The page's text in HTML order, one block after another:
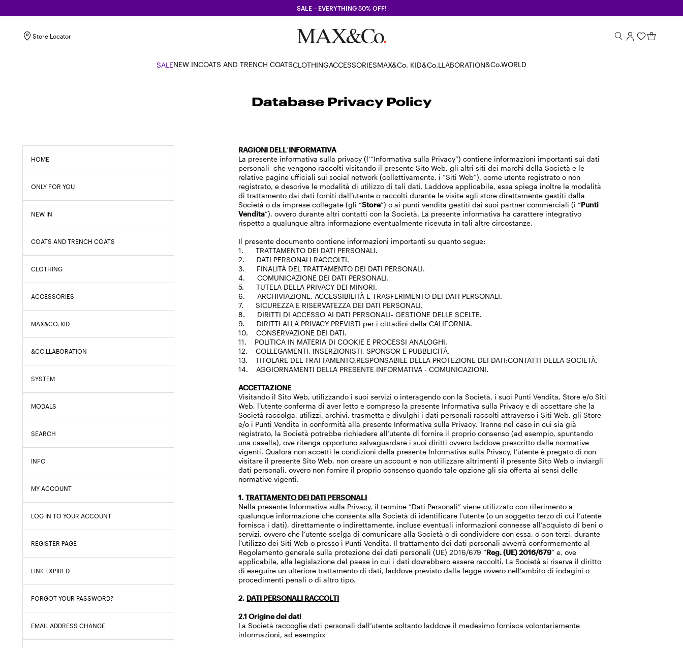
SALE – EVERYTHING 50% OFF!
Store Locator
SALENEW INCOATS AND TRENCH COATSCLOTHINGACCESSORIESMAX&Co. KID&Co.LLABORATION&Co.WORLD
Database Privacy Policy
HOME
ONLY FOR YOU
NEW IN
COATS AND TRENCH COATS
CLOTHING
ACCESSORIES
MAX&CO. KID
&CO.LLABORATION
SYSTEM
MODALS
SEARCH
INFO
MY ACCOUNT
LOG IN TO YOUR ACCOUNT
REGISTER PAGE
LINK EXPIRED
FORGOT YOUR PASSWORD?
EMAIL ADDRESS CHANGE
RAGIONI DELL’INFORMATIVA
La presente informativa sulla privacy (l’“Informativa sulla Privacy”) contiene informazioni importanti sui dati
personali che vengono raccolti visitando il presente Sito Web, gli altri siti dei marchi della Società e le
relative pagine ufficiali sui social network (collettivamente, i “Siti Web”), come utente registrato o non
registrato, e descrive le modalità di utilizzo di tali dati. Laddove applicabile, essa spiega inoltre le modalità
di trattamento dai dati forniti dall’utente o raccolti durante le visite agli store direttamente gestiti dalla
Società o da imprese collegate (gli “Store”) o ai punti vendita gestiti dai suoi partner commerciali (i “Punti
Vendita”), ovvero durante altri contatti con la Società. La presente informativa ha carattere integrativo
rispetto a qualunque altra informazione eventualmente ricevuta in tali altre circostanze.
Il presente documento contiene informazioni importanti su quanto segue:
1. TRATTAMENTO DEI DATI PERSONALI.
2. DATI PERSONALI RACCOLTI.
3. FINALITÀ DEL TRATTAMENTO DEI DATI PERSONALI.
4. COMUNICAZIONE DEI DATI PERSONALI.
5. TUTELA DELLA PRIVACY DEI MINORI.
6. ARCHIVIAZIONE, ACCESSIBILITÀ E TRASFERIMENTO DEI DATI PERSONALI.
7. SICUREZZA E RISERVATEZZA DEI DATI PERSONALI.
8. DIRITTI DI ACCESSO AI DATI PERSONALI- GESTIONE DELLE SCELTE.
9. DIRITTI ALLA PRIVACY PREVISTI per i cittadini della CALIFORNIA.
10. CONSERVAZIONE DEI DATI.
11. POLITICA IN MATERIA DI COOKIE E PROCESSI ANALOGHI.
12. COLLEGAMENTI, INSERZIONISTI, SPONSOR E PUBBLICITÀ.
13. TITOLARE DEL TRATTAMENTO,RESPONSABILE DELLA PROTEZIONE DEI DATI:CONTATTI DELLA SOCIETÀ.
14. AGGIORNAMENTI DELLA PRESENTE INFORMATIVA - COMUNICAZIONI.
ACCETTAZIONE
Visitando il Sito Web, utilizzando i suoi servizi o interagendo con la Società, i suoi Punti Vendita, Store e/o Siti
Web, l’utente conferma di aver letto e compreso la presente Informativa sulla Privacy e di accettare che la
Società raccolga, utilizzi, archivi, trasmetta e divulghi i dati personali raccolti attraverso i Siti Web, gli Store
e/o i Punti Vendita in conformità alla presente Informativa sulla Privacy. Tranne nel caso in cui sia già
registrato, la Società potrebbe richiedere all’utente di fornire il proprio consenso (ad esempio, spuntando
una casella), ove ritenga opportuno salvaguardare i suoi diritti ovvero laddove prescritto dalle normative
vigenti. Qualora non accetti le condizioni della presente Informativa sulla Privacy, l’utente è pregato di non
visitare il presente Sito Web, non creare un account e non utilizzare altrimenti il presente Sito Web o inviargli
dati personali, ovvero non fornire il proprio consenso quando tale opzione gli sia offerta ai sensi delle
normative vigenti.
1.TRATTAMENTO DEI DATI PERSONALI
Nella presente Informativa sulla Privacy, il termine “Dati Personali” viene utilizzato con riferimento a
qualunque informazione che consenta alla Società di identificare l’utente (o un soggetto terzo di cui l’utente
fornisca i dati), direttamente o indirettamente, incluse eventuali informazioni connesse all’acquisto di beni o
servizi, ovvero che l’utente scelga di comunicare alla Società o di condividere con essa, o con terzi, durante
l’utilizzo dei Siti Web o presso i Punti Vendita. Il trattamento dei dati personali avverrà conformemente al
Regolamento generale sulla protezione dei dati personali (UE) 2016/679 “Reg. (UE) 2016/679” e, ove
applicabile, alla legislazione del paese in cui i dati dovrebbero essere raccolti. La Società si riserva il diritto
di eseguire un ulteriore trattamento di dati, laddove previsto dalla legge ovvero nell’ambito di indagini o
procedimenti penali o di altro tipo.
2. DATI PERSONALI RACCOLTI
2.1 Origine dei dati
La Società raccoglie dati personali dall’utente soltanto laddove il medesimo fornisca volontariamente
informazioni, ad esempio: